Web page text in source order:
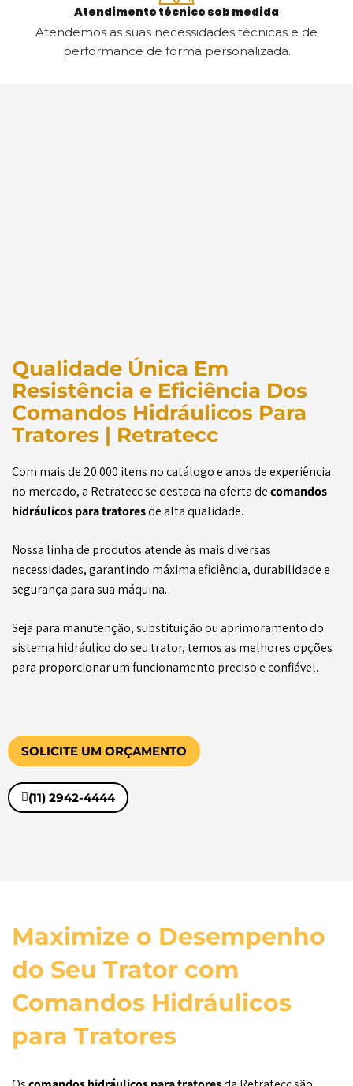
Atendimento técnico sob medida
Atendemos as suas necessidades técnicas e de
performance de forma personalizada.
Qualidade Única Em
Resistência e Eficiência Dos
Comandos Hidráulicos Para
Tratores | Retratecc
Com mais de 20.000 itens no catálogo e anos de experiência
no mercado, a Retratecc se destaca na oferta decomandos
hidráulicos para tratoresde alta qualidade.
Nossa linha de produtos atende às mais diversas
necessidades, garantindo máxima eficiência, durabilidade e
segurança para sua máquina.
Seja para manutenção, substituição ou aprimoramento do
sistema hidráulico do seu trator, temos as melhores opções
para proporcionar um funcionamento preciso e confiável.
SOLICITE UM ORÇAMENTO
(11) 2942-4444
Maximize o Desempenho
do Seu Trator com
Comandos Hidráulicos
para Tratores